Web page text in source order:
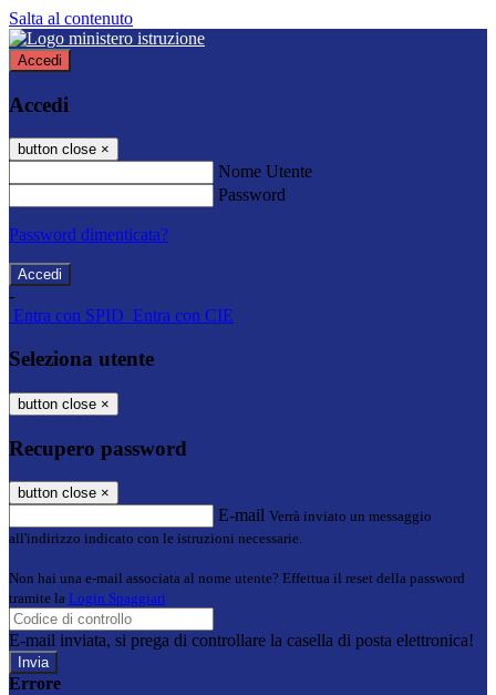
Salta al contenuto
Accedi
Accedi
button close ×
Nome Utente
Password
Password dimenticata?
-
Entra con SPID Entra con CIE
Seleziona utente
button close ×
Recupero password
button close ×
E-mail Verrà inviato un messaggio
all'indirizzo indicato con le istruzioni necessarie.
Non hai una e-mail associata al nome utente? Effettua il reset della password
tramite la Login Spaggiari
E-mail inviata, si prega di controllare la casella di posta elettronica!
Errore